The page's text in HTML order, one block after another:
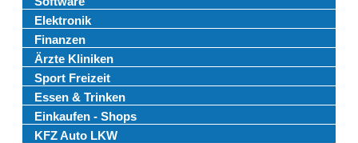
Elektronik
Finanzen
Ärzte Kliniken
Sport Freizeit
Essen & Trinken
Einkaufen - Shops
KFZ Auto LKW